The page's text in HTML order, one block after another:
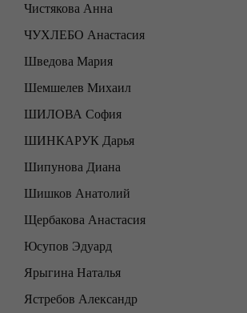
Чистякова Анна
ЧУХЛЕБО Анастасия
Шведова Мария
Шемшелев Михаил
ШИЛОВА София
ШИНКАРУК Дарья
Шипунова Диана
Шишков Анатолий
Щербакова Анастасия
Юсупов Эдуард
Ярыгина Наталья
Ястребов Александр